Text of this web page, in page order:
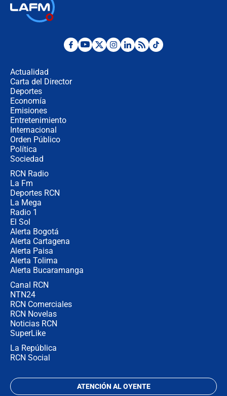
¿Por qué De la Espriella gobernará
Actualidad
Carta del Director
Deportes
Economía
Emisiones
Entretenimiento
Internacional
Orden Público
Política
Sociedad
RCN Radio
La Fm
Deportes RCN
La Mega
Radio 1
El Sol
Alerta Bogotá
Alerta Cartagena
Alerta Paisa
Alerta Tolima
Alerta Bucaramanga
Canal RCN
NTN24
RCN Comerciales
RCN Novelas
Noticias RCN
SuperLike
La República
RCN Social
ATENCIÓN AL OYENTE